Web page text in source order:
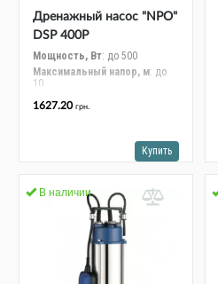
Дренажный насос "NPO"
DSP 400P
Мощность, Вт: до 500
Максимальный напор, м: до
10
Максимальная
производительность, м³/час
Шнур электропитания, длина,
1627.20 грн.
Купить
В наличии